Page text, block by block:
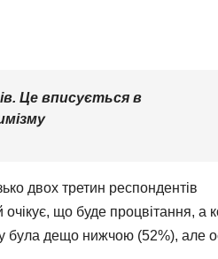
Це вписується в
двох третин респондентів
що буде процвітання, а
була дещо нижчою (52%), але